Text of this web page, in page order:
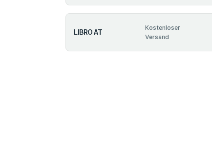
LIBRO AT
Kostenloser
Versand